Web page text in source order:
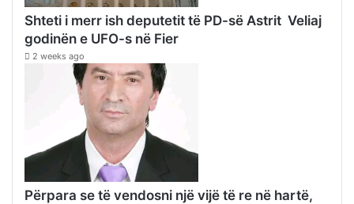
Shteti i merr ish deputetit të PD-së Astrit Veliaj
godinën e UFO-s në Fier
2 weeks ago
Përpara se të vendosni një vijë të re në hartë,